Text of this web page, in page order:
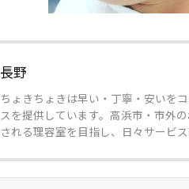
長野
ちょきちょきは早い・丁寧・安いを
スを提供しています。高浜市・市外
される理容室を目指し、日々サービ